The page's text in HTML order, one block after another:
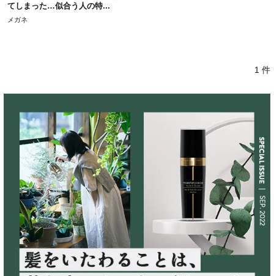
てしまった…似合う人の特...
メガネ
1 件